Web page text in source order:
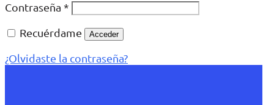
Contraseña *
Recuérdame
Acceder
¿Olvidaste la contraseña?